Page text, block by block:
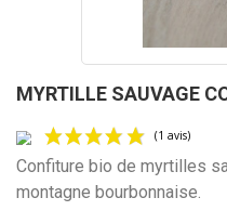
MYRTILLE SAUVAGE
Confiture bio de myrtilles
montagne bourbonnaise.